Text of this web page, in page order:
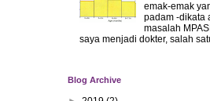
emak-emak
padam -dikata
masalah
saya menjadi dokter, salah
Blog Archive